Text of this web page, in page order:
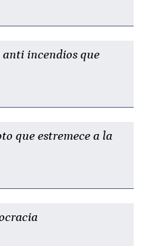
incendios que
que estremece a la